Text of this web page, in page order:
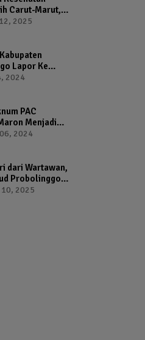
Carut-Marut,
dan
2025
Lapor Ke
Dugaan
2024
PAC
Menjadi
Dana
2024
dari Wartawan,
Probolinggo
Ketua IWP
2025